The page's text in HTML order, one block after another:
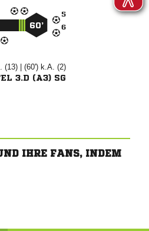


60’
(13) | (60') k.A. (2)
3.D (A3) SG
IHRE FANS, INDEM